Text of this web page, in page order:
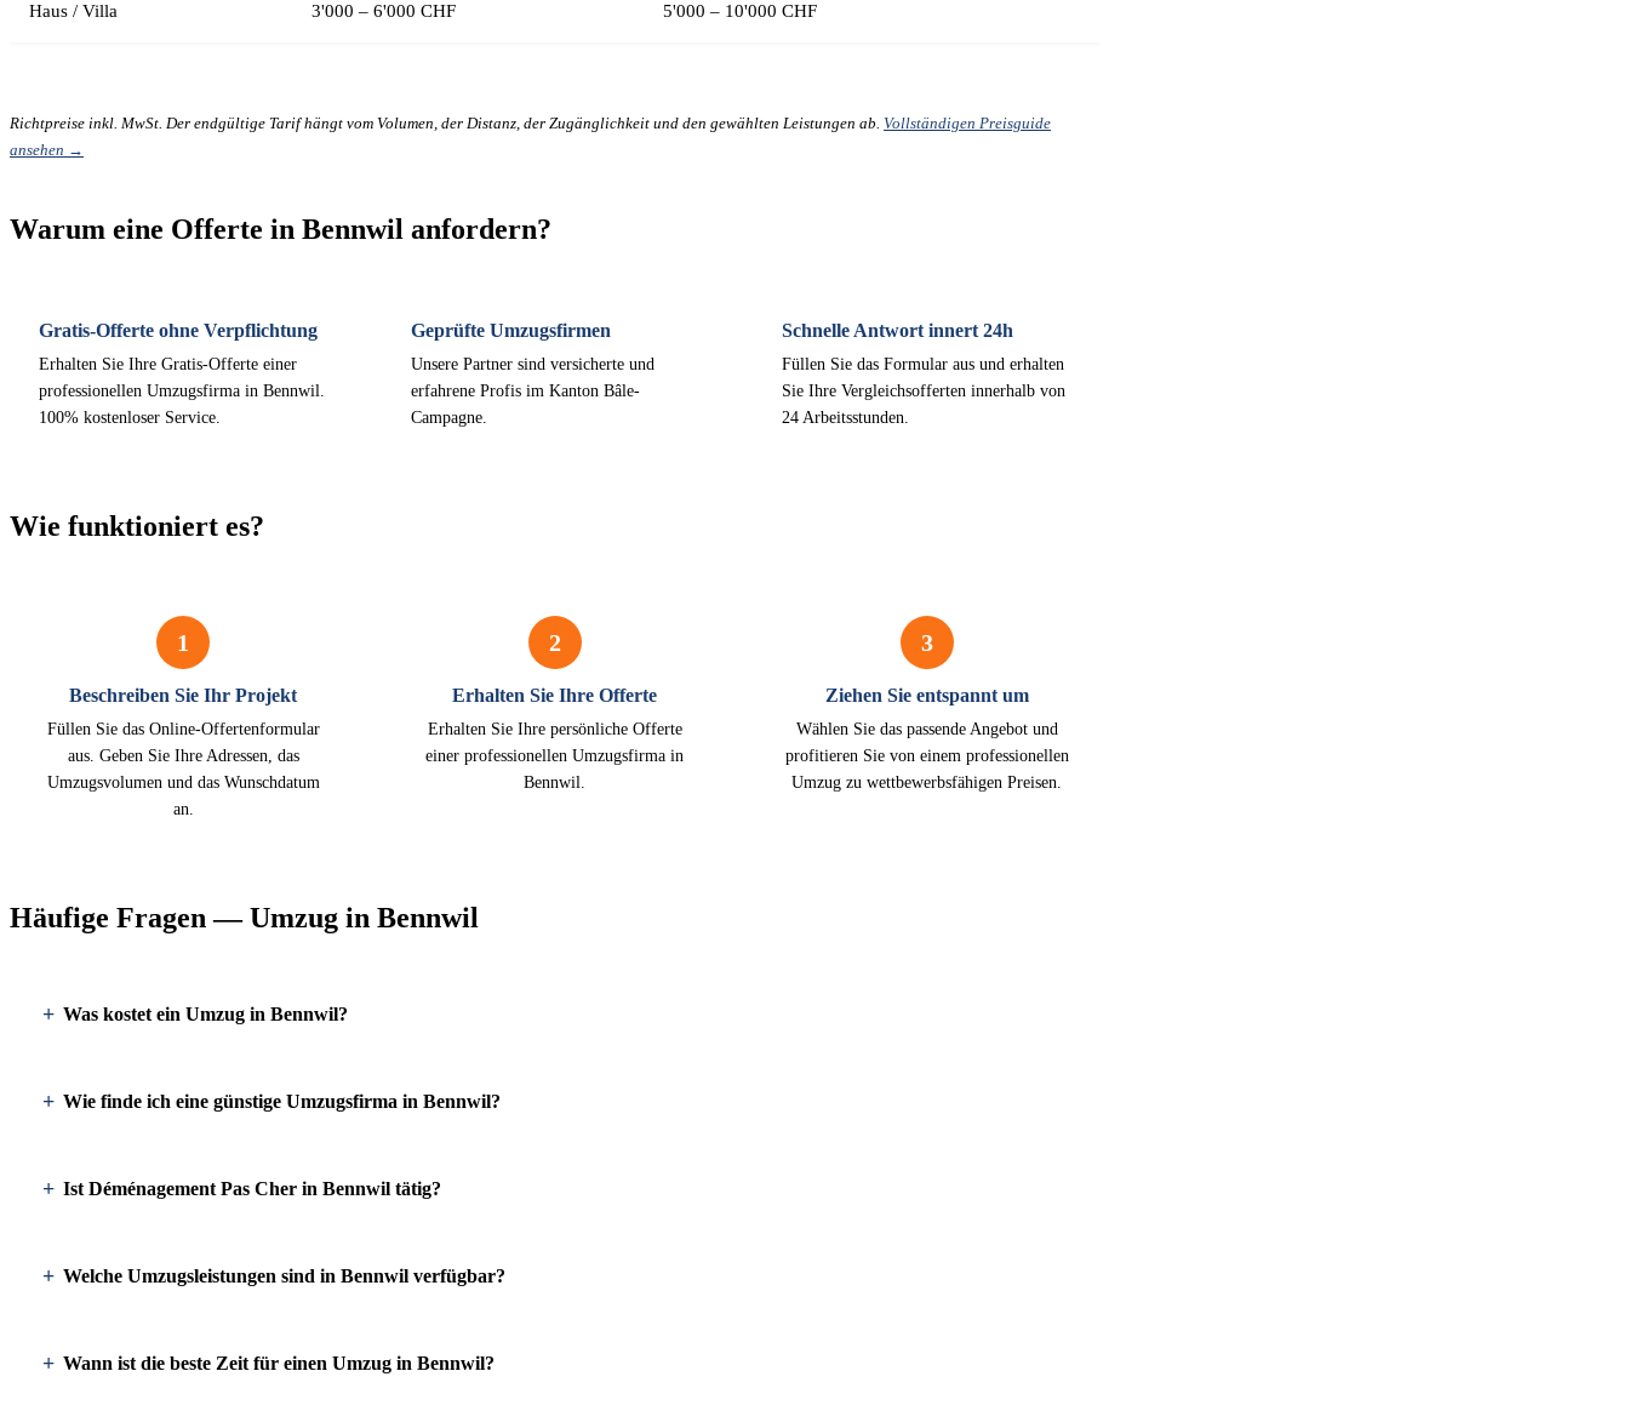
Haus / Villa 3'000 – 6'000 CHF 5'000 – 10'000 CHF
Richtpreise inkl. MwSt. Der endgültige Tarif hängt vom Volumen, der Distanz, der Zugänglichkeit und den gewählten Leistungen ab. Vollständigen Preisguide
ansehen →
Warum eine Offerte in Bennwil anfordern?
Gratis-Offerte ohne Verpflichtung
Erhalten Sie Ihre Gratis-Offerte einer
professionellen Umzugsfirma in Bennwil.
100% kostenloser Service.
Geprüfte Umzugsfirmen
Unsere Partner sind versicherte und
erfahrene Profis im Kanton Bâle-
Campagne.
Schnelle Antwort innert 24h
Füllen Sie das Formular aus und erhalten
Sie Ihre Vergleichsofferten innerhalb von
24 Arbeitsstunden.
Wie funktioniert es?
1
Beschreiben Sie Ihr Projekt
Füllen Sie das Online-Offertenformular
aus. Geben Sie Ihre Adressen, das
Umzugsvolumen und das Wunschdatum
an.
2
Erhalten Sie Ihre Offerte
Erhalten Sie Ihre persönliche Offerte
einer professionellen Umzugsfirma in
Bennwil.
3
Ziehen Sie entspannt um
Wählen Sie das passende Angebot und
profitieren Sie von einem professionellen
Umzug zu wettbewerbsfähigen Preisen.
Häufige Fragen — Umzug in Bennwil
Was kostet ein Umzug in Bennwil?
Wie finde ich eine günstige Umzugsfirma in Bennwil?
Ist Déménagement Pas Cher in Bennwil tätig?
Welche Umzugsleistungen sind in Bennwil verfügbar?
Wann ist die beste Zeit für einen Umzug in Bennwil?